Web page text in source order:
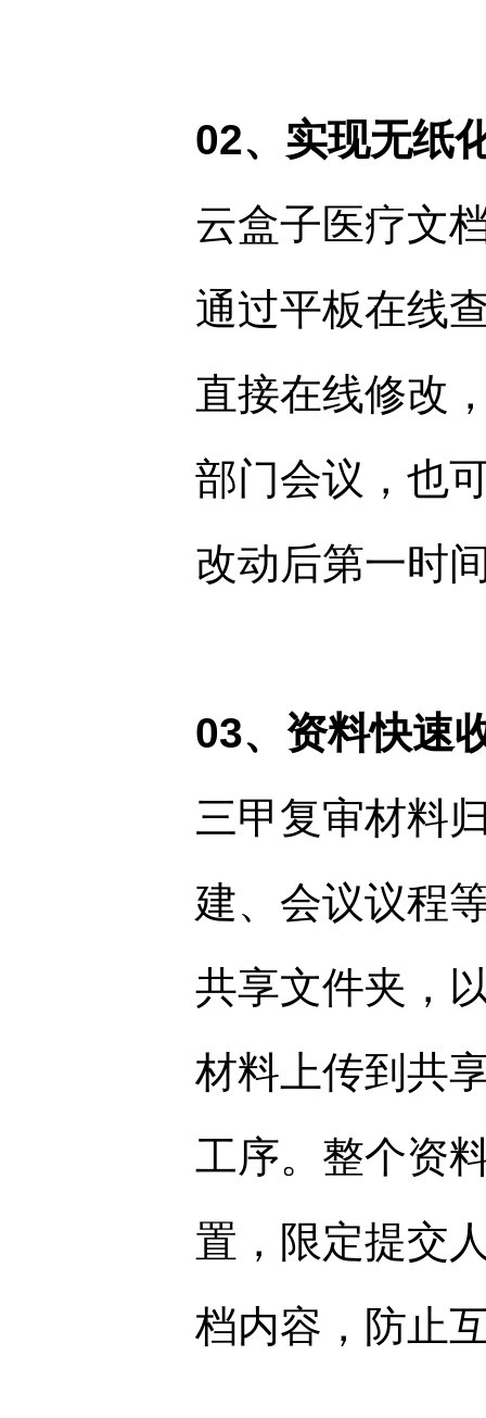
02、实现无纸
云盒子医疗文
通过平板在线
直接在线修改
部门会议，也
改动后第一时
03、资料快速
三甲复审材料
建、会议议程
共享文件夹，
材料上传到共
工序。整个资
置，限定提交
档内容，防止